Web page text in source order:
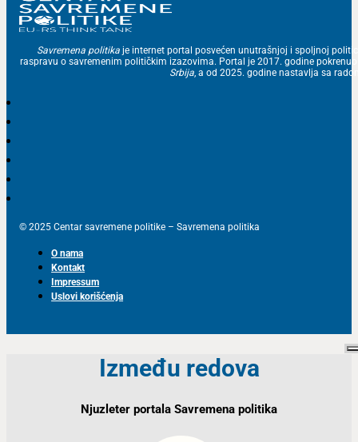
Savremena politika je internet portal posvećen unutrašnjoj i spoljnoj
raspravu o savremenim političkim izazovima. Portal je 2017. godine
Srbija, a od 2025. godine nastavlja sa
© 2025 Centar savremene politike – Savremena politika
O nama
Kontakt
Impressum
Uslovi korišćenja
Između redova
Njuzleter portala Savremena politika